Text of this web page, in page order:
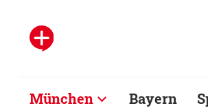
München Bayern